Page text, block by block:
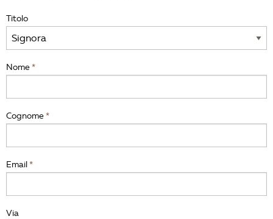
Titolo
Nome
Cognome
Email
Via